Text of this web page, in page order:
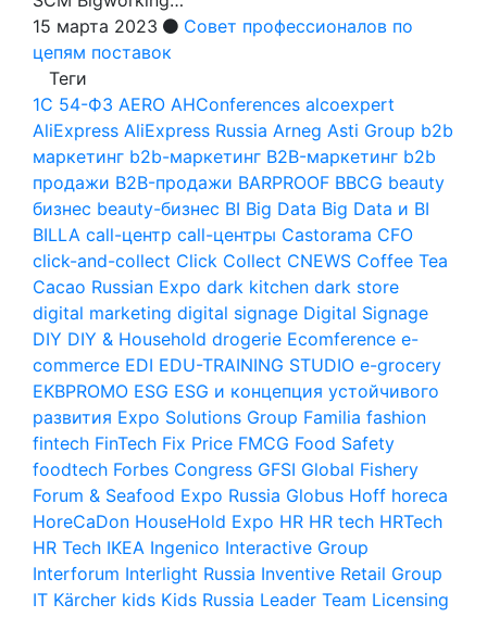
15 марта 2023
Совет профессионалов по
цепям поставок
Теги
1С 54-ФЗ AERO AHConferences alcoexpert
AliExpress AliExpress Russia Arneg Asti Group b2b
маркетинг b2b-маркетинг B2B-маркетинг b2b
продажи B2B-продажи BARPROOF BBCG beauty
бизнес beauty-бизнес BI Big Data Big Data и BI
BILLA call-центр call-центры Castorama CFO
click-and-collect Click Collect CNEWS Coffee Tea
Cacao Russian Expo dark kitchen dark store
digital marketing digital signage Digital Signage
DIY DIY & Household drogerie Ecomference e-
commerce EDI EDU-TRAINING STUDIO e-grocery
EKBPROMO ESG ESG и концепция устойчивого
развития Expo Solutions Group Familia fashion
fintech FinTech Fix Price FMCG Food Safety
foodtech Forbes Congress GFSI Global Fishery
Forum & Seafood Expo Russia Globus Hoff horeca
HoreCaDon HouseHold Expo HR HR tech HRTech
HR Tech IKEA Ingenico Interactive Group
Interforum Interlight Russia Inventive Retail Group
IT Kärcher kids Kids Russia Leader Team Licensing